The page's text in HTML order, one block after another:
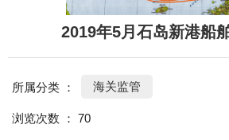
2019年5月石岛新港船
所属分类 ： 海关监管
浏览次数 ： 70